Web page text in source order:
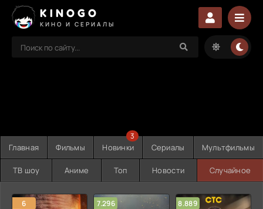
KINOGO
КИНО И СЕРИАЛЫ
Главная Фильмы Новинки
3
Сериалы Мультфильмы
ТВ шоу Аниме Топ Новости Случайное
6 7.296 8.889